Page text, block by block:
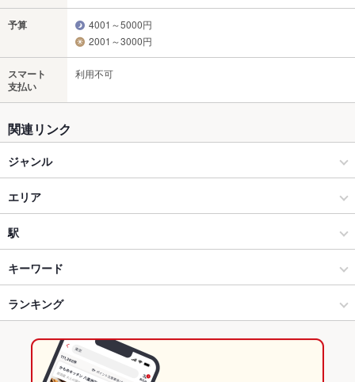
予算
4001～5000円
2001～3000円
スマート
支払い
利用不可
関連リンク
ジャンル
イタリアン・フレンチ
ビストロ
仙台市 × イタリアン・フレンチ
仙台市 × ビストロ
勾当台公園駅 × イタリアン・フレンチ
勾当台公園駅 × ビストロ
エリア
国分町
国分町 × イタリアン・フレンチ
国分町 × ビストロ
宮城 × イタリアン・フレンチ
駅
青葉通一番町駅
勾当台公園駅
広瀬通駅
キーワード
エビ料理 デザート
ランキング
宮城のグルメランキング
宮城のイタリアン・フレンチランキング